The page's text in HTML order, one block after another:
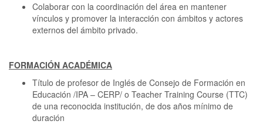
Colaborar con la coordinación del área en mantener
vínculos y promover la interacción con ámbitos y actores
externos del ámbito privado.
FORMACIÓN ACADÉMICA
Título de profesor de Inglés de Consejo de Formación en
Educación /IPA – CERP/ o Teacher Training Course (TTC)
de una reconocida institución, de dos años mínimo de
duración